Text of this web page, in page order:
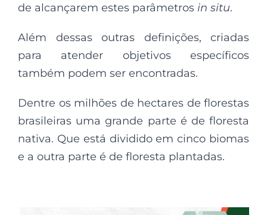
de alcançarem estes parâmetros in situ.
Além dessas outras definições, criadas
para atender objetivos específicos
também podem ser encontradas.
Dentre os milhões de hectares de florestas
brasileiras uma grande parte é de floresta
nativa. Que está dividido em cinco biomas
e a outra parte é de floresta plantadas.